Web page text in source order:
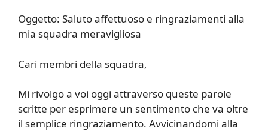
Oggetto: Saluto affettuoso e ringraziamenti alla
mia squadra meravigliosa
Cari membri della squadra,
Mi rivolgo a voi oggi attraverso queste parole
scritte per esprimere un sentimento che va oltre
il semplice ringraziamento. Avvicinandomi alla